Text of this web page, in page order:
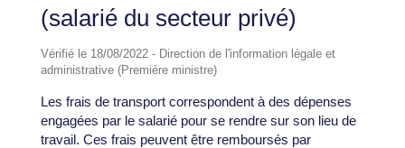
(salarié du secteur privé)
Vérifié le 18/08/2022 - Direction de l'information légale et
administrative (Première ministre)
Les frais de transport correspondent à des dépenses
engagées par le salarié pour se rendre sur son lieu de
travail. Ces frais peuvent être remboursés par